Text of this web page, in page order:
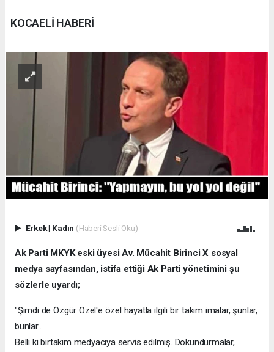
KOCAELİ HABERİ
Erkek| Kadın (Haberi Sesli Oku)
Ak Parti MKYK eski üyesi Av. Mücahit Birinci X sosyal
medya sayfasından, istifa ettiği Ak Parti yönetimini şu
sözlerle uyardı;
"Şimdi de Özgür Özel'e özel hayatla ilgili bir takım imalar, şunlar,
bunlar...
Belli ki birtakım medyacıya servis edilmiş. Dokundurmalar,